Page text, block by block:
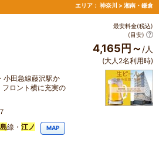
エリア： 神奈川 > 湘南・鎌倉
小田急線藤沢駅か
ロント横に充実の
線・ 江ノ
MAP
最安料金(税込)
(目安)
4,165円～ /人
(大人2名利用時)